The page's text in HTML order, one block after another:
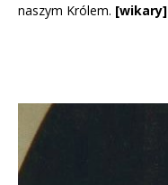
naszym Królem. [wikary]